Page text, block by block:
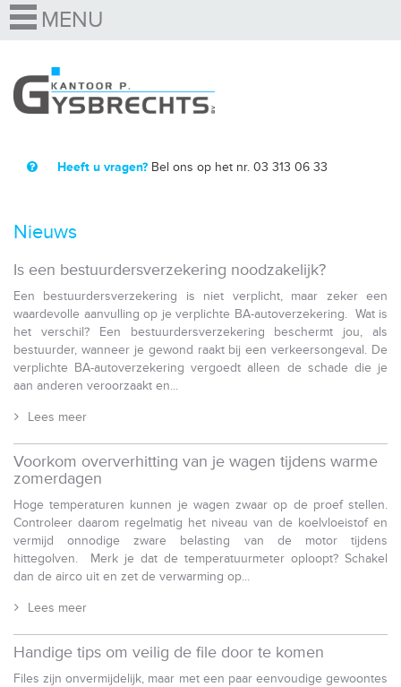
Heeft u vragen? Bel ons op het nr. 03 313 06 33
Nieuws
Is een bestuurdersverzekering noodzakelijk?
Een bestuurdersverzekering is niet verplicht, maar zeker een
waardevolle aanvulling op je verplichte BA-autoverzekering. Wat is
het verschil? Een bestuurdersverzekering beschermt jou, als
bestuurder, wanneer je gewond raakt bij een verkeersongeval. De
verplichte BA-autoverzekering vergoedt alleen de schade die je
aan anderen veroorzaakt en...
Lees meer
Voorkom oververhitting van je wagen tijdens warme
zomerdagen
Hoge temperaturen kunnen je wagen zwaar op de proef stellen.
Controleer daarom regelmatig het niveau van de koelvloeistof en
vermijd onnodige zware belasting van de motor tijdens
hittegolven. Merk je dat de temperatuurmeter oploopt? Schakel
dan de airco uit en zet de verwarming op...
Lees meer
Handige tips om veilig de file door te komen
Files zijn onvermijdelijk, maar met een paar eenvoudige gewoontes